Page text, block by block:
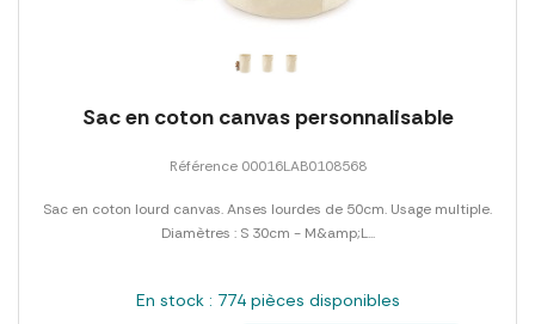
Sac en coton canvas personnalisable
Référence 00016LAB0108568
Sac en coton lourd canvas. Anses lourdes de 50cm. Usage multiple.
Diamètres : S 30cm - M&amp;L...
En stock : 774 pièces disponibles